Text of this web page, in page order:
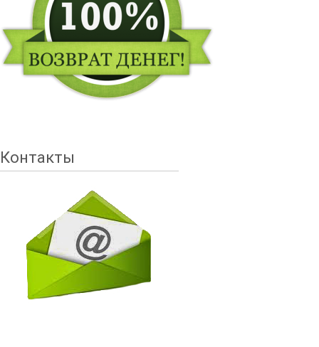
Контакты